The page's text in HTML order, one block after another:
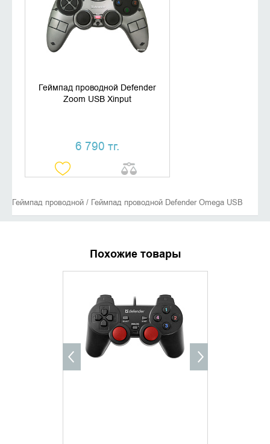
Геймпад проводной Defender
Zoom USB Xinput
6 790 тг.
КУПИТЬ В 1 КЛИК
Геймпад проводной / Геймпад проводной Defender Omega USB
Похожие товары
УТОЧНИТЬ НАЛИЧИЕ